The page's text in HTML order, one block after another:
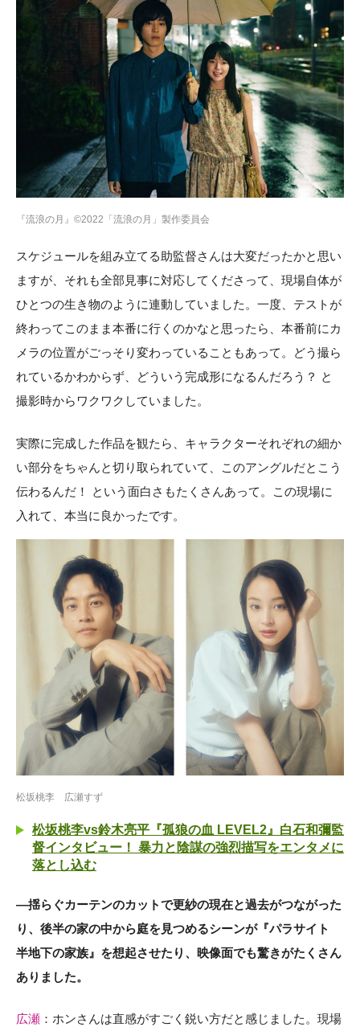
『流浪の月』©2022「流浪の月」製作委員会
スケジュールを組み立てる助監督さんは大変だったかと思い
ますが、それも全部見事に対応してくださって、現場自体が
ひとつの生き物のように連動していました。一度、テストが
終わってこのまま本番に行くのかなと思ったら、本番前にカ
メラの位置がごっそり変わっていることもあって。どう撮ら
れているかわからず、どういう完成形になるんだろう？ と
撮影時からワクワクしていました。
実際に完成した作品を観たら、キャラクターそれぞれの細か
い部分をちゃんと切り取られていて、このアングルだとこう
伝わるんだ！ という面白さもたくさんあって。この現場に
入れて、本当に良かったです。
松坂桃李 広瀬すず
松坂桃李vs鈴木亮平『孤狼の血 LEVEL2』白石和彌監
督インタビュー！ 暴力と陰謀の強烈描写をエンタメに
落とし込む
―揺らぐカーテンのカットで更紗の現在と過去がつながった
り、後半の家の中から庭を見つめるシーンが『パラサイト
半地下の家族』を想起させたり、映像面でも驚きがたくさん
ありました。
広瀬 ：ホンさんは直感がすごく鋭い方だと感じました。現場